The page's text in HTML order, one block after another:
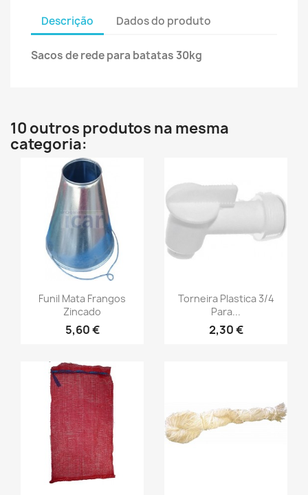
Descrição Dados do produto
Sacos de rede para batatas 30kg
10 outros produtos na mesma
categoria:
Funil Mata Frangos
Zincado
5,60 €
Torneira Plastica 3/4
Para...
2,30 €